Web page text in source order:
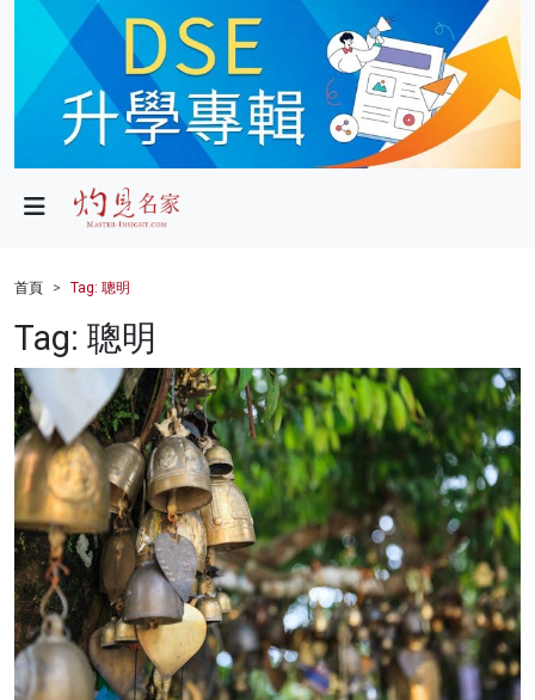
政局
財經
健康
商業
科技
影片
名家榜
灼見活動
關於我們
首頁 Tag: 聰明
Tag: 聰明